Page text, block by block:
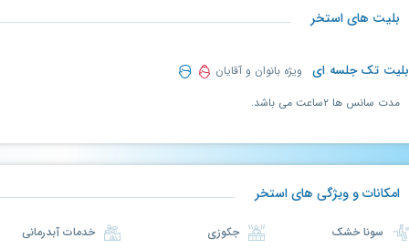
بلیت های استخر
بلیت تک جلسه ای ویژه بانوان و آقایان
مدت سانس ها ۲ساعت می باشد.
امکانات و ویژگی های استخر